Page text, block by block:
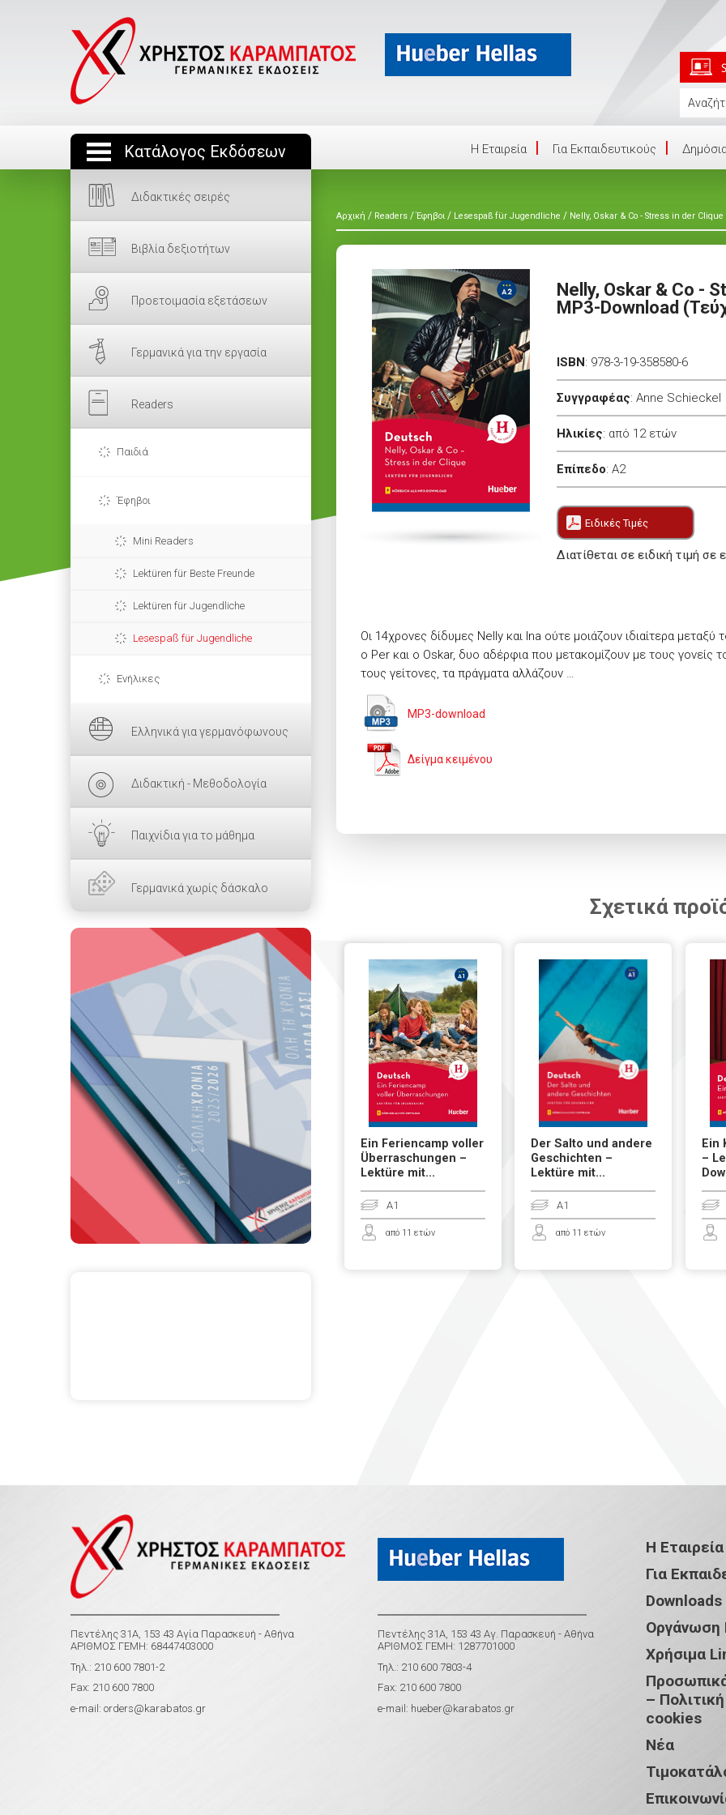
Κατάλογος Εκδόσεων Η Eταιρεία Για Εκπαιδευτικούς
Διδακτικές σειρές
Βιβλία δεξιοτήτων
Προετοιμασία εξετάσεων
Γερμανικά για την εργασία
Readers
Παιδιά
Έφηβοι
Mini Readers
Lektüren für Beste Freunde
Lektüren für Jugendliche
Lesespaß für Jugendliche
Ενήλικες
Ελληνικά για γερμανόφωνους
Διδακτική - Μεθοδολογία
Παιχνίδια για το μάθημα
Γερμανικά χωρίς δάσκαλο
Αρχική / Readers / Έφηβοι / Lesespaß für Jugendliche / Nelly, Oskar & Co - Stress in der
Nelly, Oskar & Co -
MP3-Download
ISBN: 978-3-19-358580-6
Συγγραφέας:Anne Schieckel
Ηλικίες: από 12 ετών
Επίπεδο:A2
Ειδικές Τιμές
Διατίθεται σε ειδική τιμή σε
Οι 14χρονες δίδυμες Nelly και Ina ούτε μοιάζουν ιδιαίτερα
ο Per και ο Oskar, δυο αδέρφια που μετακομίζουν με τους γονείς
τους γείτονες, τα πράγματα αλλάζουν …
MP3-download
Δείγμα κειμένου
Σχετικά
Ein Feriencamp voller
Überraschungen –
Lektüre mit...
A1
από 11 ετών
Der Salto und andere
Geschichten –
Lektüre mit...
A1
από 11 ετών
Ein
–
Πεντέλης 31Α, 153 43 Αγία Παρασκευή - Αθήνα
ΑΡΙΘΜΟΣ ΓΕΜΗ: 68447403000
Τηλ.: 210 600 7801-2
Fax: 210 600 7800
e-mail: orders@karabatos.gr
Πεντέλης 31Α, 153 43 Αγ. Παρασκευή - Αθήνα
ΑΡΙΘΜΟΣ ΓΕΜΗ: 1287701000
Τηλ.: 210 600 7803-4
Fax: 210 600 7800
e-mail: hueber@karabatos.gr
Η Εταιρεία
Για
Downloads
Οργάνωση
Χρήσιμα
–
cookies
Νέα